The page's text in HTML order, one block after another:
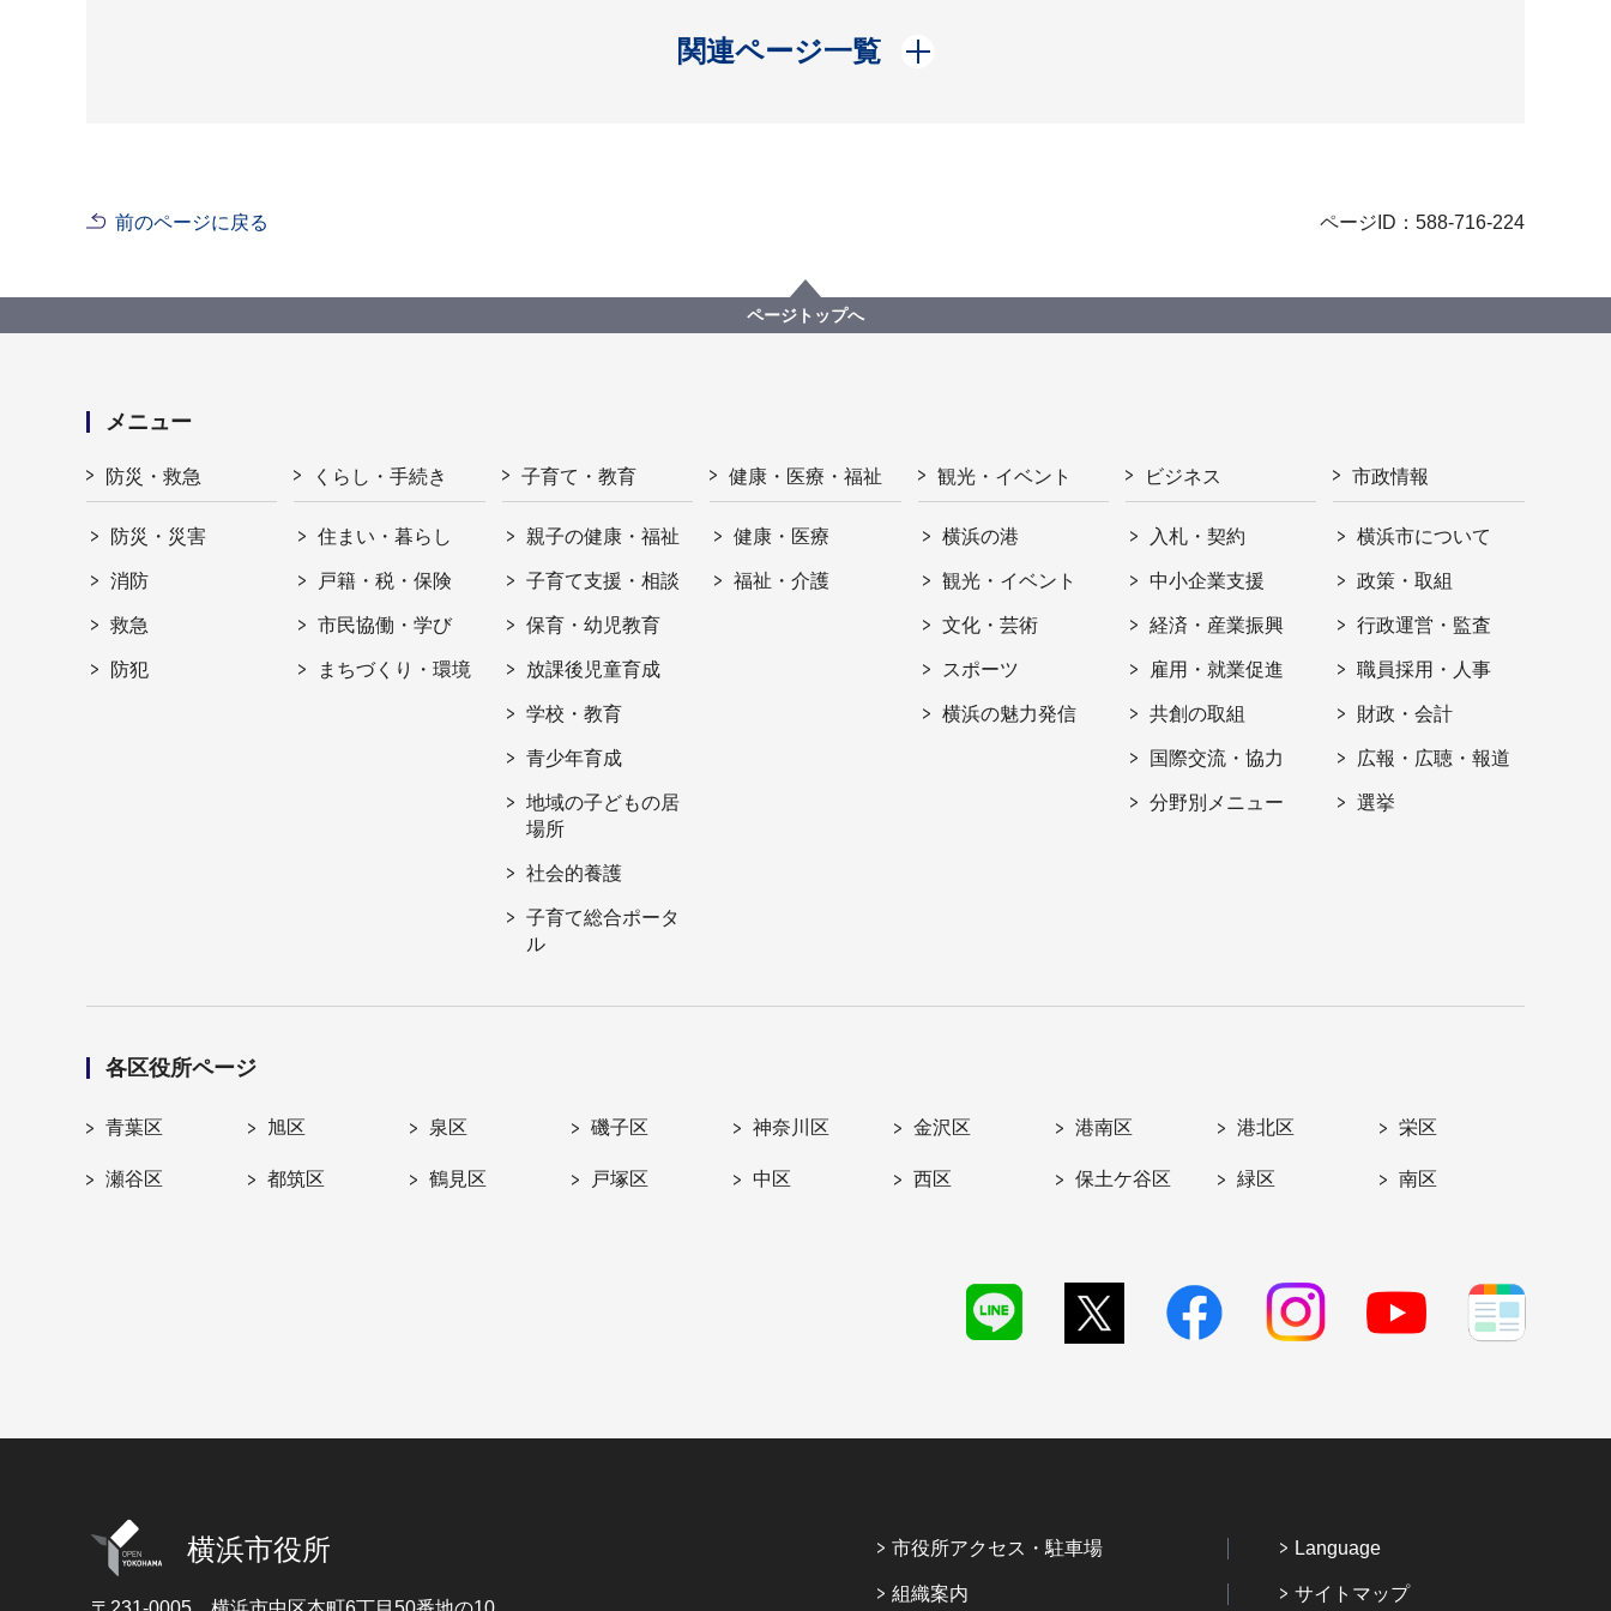
関連ページ一覧
開く
前のページに戻る ページID：588-716-224
ページトップへ
メニュー
防災・救急
防災・災害
消防
救急
防犯
くらし・手続き
住まい・暮らし
戸籍・税・保険
市民協働・学び
まちづくり・環境
子育て・教育
親子の健康・福祉
子育て支援・相談
保育・幼児教育
放課後児童育成
学校・教育
青少年育成
地域の子どもの居
場所
社会的養護
子育て総合ポータ
ル
健康・医療・福祉
健康・医療
福祉・介護
観光・イベント
横浜の港
観光・イベント
文化・芸術
スポーツ
横浜の魅力発信
ビジネス
入札・契約
中小企業支援
経済・産業振興
雇用・就業促進
共創の取組
国際交流・協力
分野別メニュー
市政情報
横浜市について
政策・取組
行政運営・監査
職員採用・人事
財政・会計
広報・広聴・報道
選挙
各区役所ページ
青葉区 旭区 泉区 磯子区 神奈川区 金沢区 港南区 港北区 栄区
瀬谷区 都筑区 鶴見区 戸塚区 中区 西区 保土ケ谷区 緑区 南区
横浜市役所 市役所アクセス・駐車場
組織案内
Language
サイトマップ